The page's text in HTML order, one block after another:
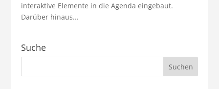
interaktive Elemente in die Agenda eingebaut.
Darüber hinaus...
Suche